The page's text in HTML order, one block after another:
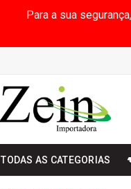
Para a sua
TODAS AS CATEGORIAS